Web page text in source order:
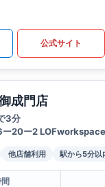
公式サイト
成門店
3分
ー20ー2
他店舗利用 駅から5分以